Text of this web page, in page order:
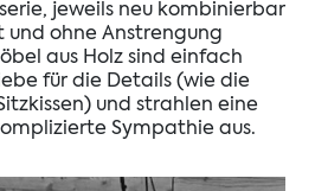
jeweils neu kombinierbar
und ohne Anstrengung
aus Holz sind einfach
für die Details (wie die
und strahlen eine
Sympathie aus.